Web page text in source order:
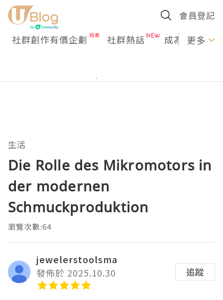
會員登記
社群創作有價企劃 社群熱話 成為U更多
生活
Die Rolle des Mikromotors in
der modernen
Schmuckproduktion
瀏覽次數:64
jewelerstoolsma
發佈於 2025.10.30
追蹤